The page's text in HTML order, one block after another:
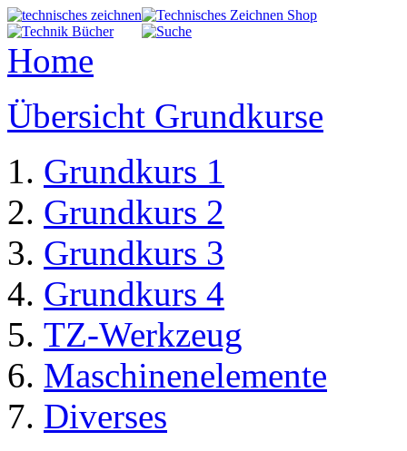
Home
Übersicht Grundkurse
Grundkurs 1
Grundkurs 2
Grundkurs 3
Grundkurs 4
TZ-Werkzeug
Maschinenelemente
Diverses